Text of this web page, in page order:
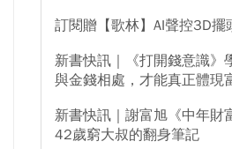
訂閱贈【歌林】AI聲控3D擺
新書快訊｜《打開錢意識》
與金錢相處，才能真正體現
新書快訊｜謝富旭《中年財
42歲窮大叔的翻身筆記